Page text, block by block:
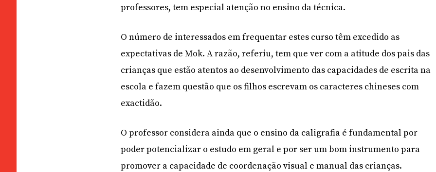
professores, tem especial atenção no ensino da técnica.
O número de interessados em frequentar estes curso têm excedido as
expectativas de Mok. A razão, referiu, tem que ver com a atitude dos pais das
crianças que estão atentos ao desenvolvimento das capacidades de escrita na
escola e fazem questão que os filhos escrevam os caracteres chineses com
exactidão.
O professor considera ainda que o ensino da caligrafia é fundamental por
poder potencializar o estudo em geral e por ser um bom instrumento para
promover a capacidade de coordenação visual e manual das crianças.